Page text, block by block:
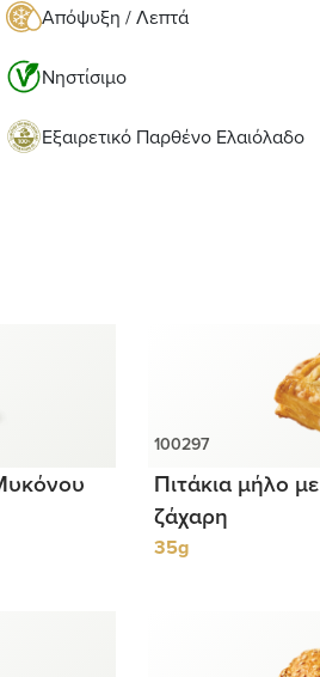
Απόψυξη / Λεπτά
Νηστίσιμο
Εξαιρετικό Παρθένο Ελαιόλαδο
Πιτάκια μήλο
ζάχαρη
35g